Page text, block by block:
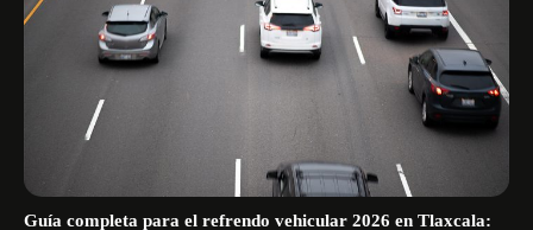
Guía completa para el refrendo vehicular 2026 en Tlaxcala: